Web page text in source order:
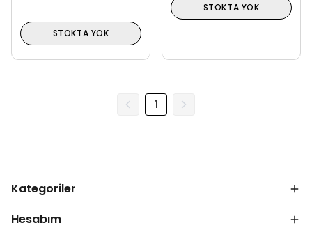
STOKTA YOK
STOKTA YOK
1
Kategoriler
Hesabım